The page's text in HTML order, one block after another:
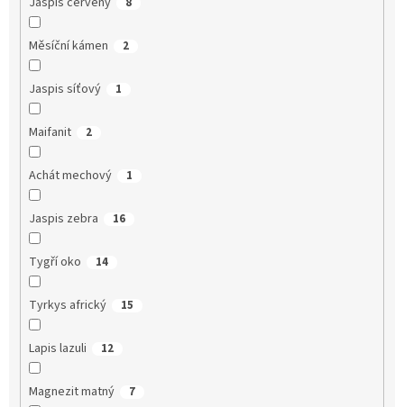
Měsíční kámen 2
Jaspis síťový 1
Maifanit 2
Achát mechový 1
Jaspis zebra 16
Tygří oko 14
Tyrkys africký 15
Lapis lazuli 12
Magnezit matný 7